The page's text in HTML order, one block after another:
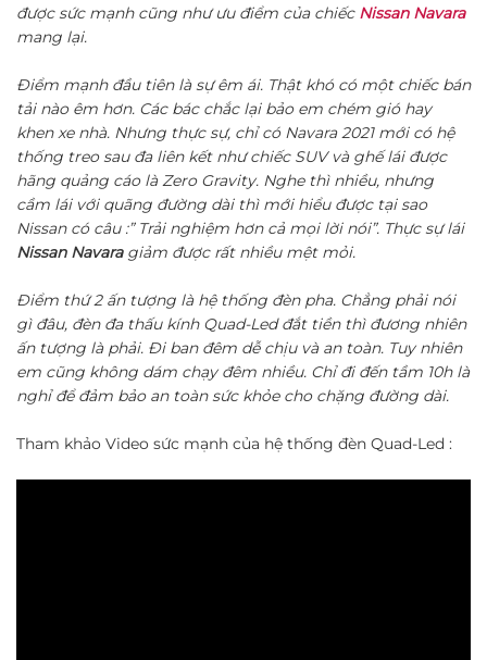
được sức mạnh cũng như ưu điểm của chiếc Nissan Navara
mang lại.
Điểm mạnh đầu tiên là sự êm ái. Thật khó có một chiếc bán
tải nào êm hơn. Các bác chắc lại bảo em chém gió hay
khen xe nhà. Nhưng thực sự, chỉ có Navara 2021 mới có hệ
thống treo sau đa liên kết như chiếc SUV và ghế lái được
hãng quảng cáo là Zero Gravity. Nghe thì nhiều, nhưng
cầm lái với quãng đường dài thì mới hiểu được tại sao
Nissan có câu :” Trải nghiệm hơn cả mọi lời nói”. Thực sự lái
Nissan Navaragiảm được rất nhiều mệt mỏi.
Điểm thứ 2 ấn tượng là hệ thống đèn pha. Chẳng phải nói
gì đâu, đèn đa thấu kính Quad-Led đắt tiền thì đương nhiên
ấn tượng là phải. Đi ban đêm dễ chịu và an toàn. Tuy nhiên
em cũng không dám chạy đêm nhiều. Chỉ đi đến tầm 10h là
nghỉ để đảm bảo an toàn sức khỏe cho chặng đường dài.
Tham khảo Video sức mạnh của hệ thống đèn Quad-Led :